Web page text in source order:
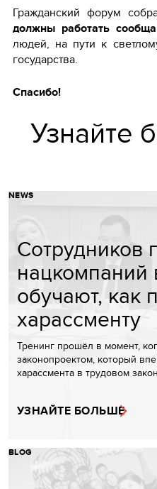
Гражданский форум
должны работать сообща
людей, на пути к
государства.
Спасибо!
Узнайте
NEWS
Сотрудников
нацкомпаний
обучают, как
харассменту
Тренинг прошёл в момент,
законопроектом, который
харассмента в трудовом
УЗНАЙТЕ БОЛЬШЕ
BLOG